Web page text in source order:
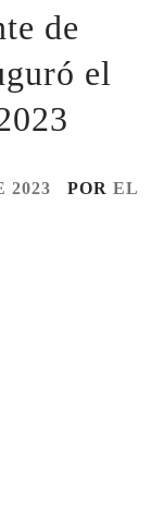
de
el
2023 POR EL